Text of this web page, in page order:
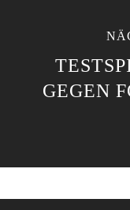
GEGEN